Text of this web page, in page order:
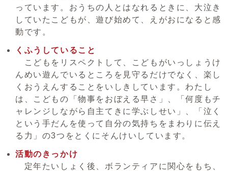
っています。おうちの人とはなれるときに、大泣き
していたこどもが、遊び始めて、えがおになると感
動です。
くふうしていること
こどもをリスペクトして、こどもがいっしょうけ
んめい遊んでいるところを見守るだけでなく、楽し
くおうえんすることをいしきしています。わたし
は、こどもの「物事をおぼえる早さ」、「何度もチ
ャレンジしながら自主てきに学ぶしせい」、「泣く
という手だんを使って自分の気持ちをまわりに伝え
る力」の3つをとくにそんけいしています。
活動のきっかけ
定年たいしょく後、ボランティアに関心をもち、